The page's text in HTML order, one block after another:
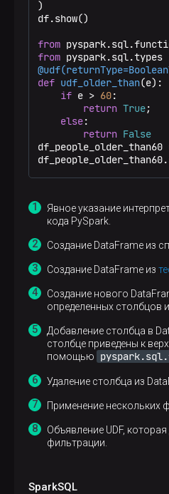
)
df.show()
from
from pyspark.sql.types
@udf(
def udf_older_than(e):
if e > 60:
return True;
else:
return False
Явное указание
кода PySpark.
Создание DataFrame из
Создание DataFrame из
Создание нового
определенных столбцов
Добавление столбца в
столбце приведены к
помощью
Удаление столбца из
Применение нескольких
Объявление UDF,
фильтрации.
SparkSQL